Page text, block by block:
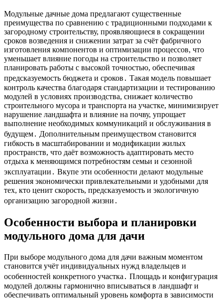
Модульные дачные дома предлагают существенные
преимущества по сравнению с традиционными подходами к
загородному строительству, проявляющиеся в сокращении
сроков возведения и снижении затрат за счёт фабричного
изготовления компонентов и оптимизации процессов, что
уменьшает влияние погоды на строительство и позволяет
планировать работы с высокой точностью, обеспечивая
предсказуемость бюджета и сроков․ Такая модель повышает
контроль качества благодаря стандартизации и тестированию
модулей в условиях производства, снижает количество
строительного мусора и транспорта на участке, минимизирует
нарушение ландшафта и влияние на почву, упрощает
выполнение необходимых коммуникаций и обслуживания в
будущем․ Дополнительным преимуществом становится
гибкость в масштабировании и модификации жилых
пространств, что даёт возможность адаптировать место
отдыха к меняющимся потребностям семьи и сезонной
эксплуатации․ Вкупе эти особенности делают модульные
решения экономически привлекательными и удобными для
тех, кто ценит скорость, предсказуемость и экологичную
организацию загородной жизни․
Особенности выбора и планировки
модульного дома для дачи
При выборе модульного дома для дачи важным моментом
становится учёт индивидуальных нужд владельцев и
особенностей конкретного участка․ Площадь и конфигурация
модулей должны гармонично вписываться в ландшафт и
обеспечивать оптимальный уровень комфорта в зависимости